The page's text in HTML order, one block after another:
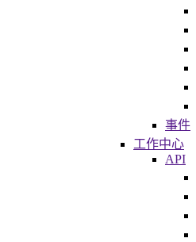
事件
工作中心
API